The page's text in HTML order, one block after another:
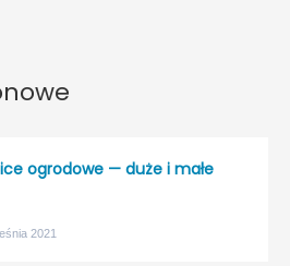
ogrodowe — duże i małe
2021